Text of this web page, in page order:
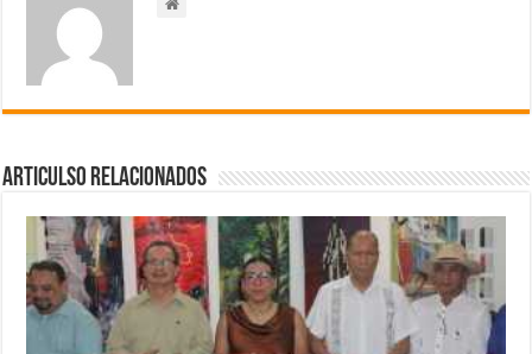
Articulso Relacionados